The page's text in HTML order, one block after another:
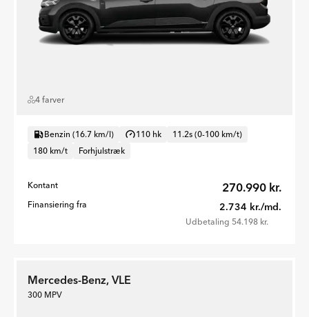
4 farver
Benzin (16.7 km/l) 110 hk
11.2s (0-100 km/t)
180 km/t
Forhjulstræk
Kontant 270.990 kr.
Finansiering fra 2.734 kr./md.
Udbetaling 54.198 kr.
Mercedes-Benz, VLE
300 MPV